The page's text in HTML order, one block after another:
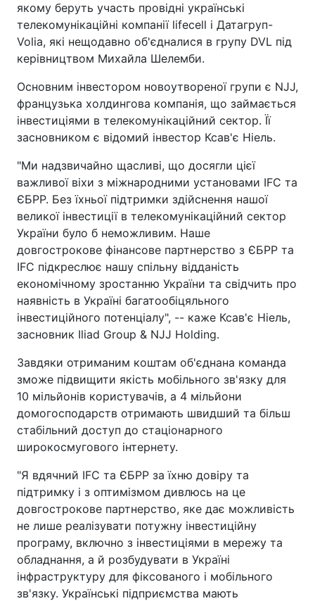
якому беруть участь провідні українські
телекомунікаційні компанії lifecell і Датагруп-
Volia, які нещодавно об'єдналися в групу DVL під
керівництвом Михайла Шелемби.
Основним інвестором новоутвореної групи є NJJ,
французька холдингова компанія, що займається
інвестиціями в телекомунікаційний сектор. Її
засновником є відомий інвестор Ксав'є Ніель.
"Ми надзвичайно щасливі, що досягли цієї
важливої віхи з міжнародними установами IFC та
ЄБРР. Без їхньої підтримки здійснення нашої
великої інвестиції в телекомунікаційний сектор
України було б неможливим. Наше
довгострокове фінансове партнерство з ЄБРР та
IFC підкреслює нашу спільну відданість
економічному зростанню України та свідчить про
наявність в Україні багатообіцяльного
інвестиційного потенціалу", -- каже Ксав'є Ніель,
засновник Iliad Group & NJJ Holding.
Завдяки отриманим коштам об'єднана команда
зможе підвищити якість мобільного зв'язку для
10 мільйонів користувачів, а 4 мільйони
домогосподарств отримають швидший та більш
стабільний доступ до стаціонарного
широкосмугового інтернету.
"Я вдячний IFC та ЄБРР за їхню довіру та
підтримку і з оптимізмом дивлюсь на це
довгострокове партнерство, яке дає можливість
не лише реалізувати потужну інвестиційну
програму, включно з інвестиціями в мережу та
обладнання, а й розбудувати в Україні
інфраструктуру для фіксованого і мобільного
зв'язку. Українські підприємства мають